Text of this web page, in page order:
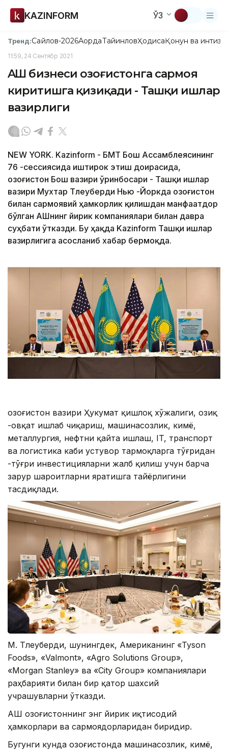
KAZINFORM ЎЗ
Тренд:Сайлов-2026АқордаТайинловҲодисаҚонун ва
11:59, 24 Сентябр 2021
AҚШ бизнеси Қозоғистонга сармоя
киритишга қизиқади - Ташқи ишлар
вазирлиги
NEW YORK. Kazinform - БМТ Бош Ассамблеясининг
76 -сессиясида иштирок этиш доирасида,
Қозоғистон Бош вазири ўринбосари - Ташқи ишлар
вазири Мухтар Тлеуберди Нью -Йоркда Қозоғистон
билан сармоявий ҳамкорлик қилишдан манфаатдор
бўлган AҚШнинг йирик компаниялари билан давра
суҳбати ўтказди. Бу ҳақда Kazinform Ташқи ишлар
вазирлигига асосланиб хабар бермоқда.
Қозоғистон вазири Ҳукумат қишлоқ хўжалиги, озиқ
-овқат ишлаб чиқариш, машинасозлик, кимё,
металлургия, нефтни қайта ишлаш, IT, транспорт
ва логистика каби устувор тармоқларга тўғридан
-тўғри инвестицияларни жалб қилиш учун барча
зарур шароитларни яратишга тайёрлигини
тасдиқлади.
М. Тлеуберди, шунингдек, Aмериканинг «Tyson
Foods», «Valmont», «Agro Solutions Group»,
«Morgan Stanley» ва «City Group» компаниялари
раҳбарияти билан бир қатор шахсий
учрашувларни ўтказди.
AҚШ Қозоғистоннинг энг йирик иқтисодий
ҳамкорлари ва сармоядорларидан биридир.
Бугунги кунда Қозоғистонда машинасозлик, кимё,